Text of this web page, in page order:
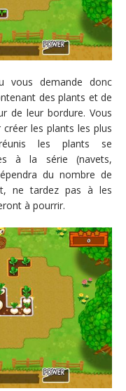
vous demande donc
des plants et de
de leur bordure. Vous
les plants les plus
les plants se
à la série (navets,
du nombre de
ne tardez pas à les
à pourrir.